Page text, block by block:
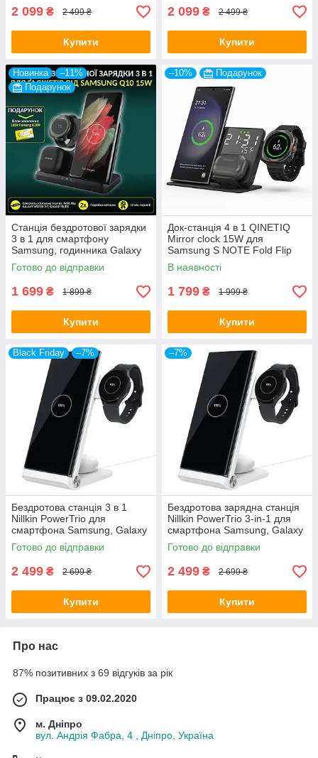
2 099 ₴ 2 499 ₴
Купити
2 099 ₴ 2 499 ₴
Купити
Новинка
–11%
Подарунок
Станція бездротової зарядки
3 в 1 для смартфону
Samsung, годинника Galaxy
Watch, навушників Galaxy
Buds Q10 15W
Готово до відправки
1 699 ₴ 1 899 ₴
Купити
–10% Подарунок
Док-станція 4 в 1 QINETIQ
Mirror clock 15W для
Samsung S NOTE Fold Flip
Galaxy Watch 3 10 Ultra LED
годинник та термометром
В наявності
1 799 ₴ 1 999 ₴
Купити
Black Friday –7%
Бездротова станція 3 в 1
Nillkin PowerTrio для
смартфона Samsung, Galaxy
Watch, і навушників Galaxy
Buds
Готово до відправки
2 499 ₴ 2 699 ₴
Купити
–7%
Бездротова зарядна станція
Nillkin PowerTrio 3-in-1 для
смартфона Samsung, Galaxy
Watch і Galaxy Buds
Готово до відправки
2 499 ₴ 2 699 ₴
Купити
Про нас
87% позитивних з 69 відгуків за рік
Працює з 09.02.2020
м. Дніпро
вул. Андрія Фабра, 4 , Дніпро, Україна